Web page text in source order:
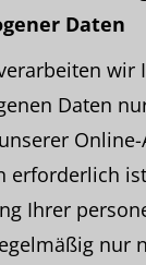
Daten
wir
Daten
erforderlich
Ihrer
nur